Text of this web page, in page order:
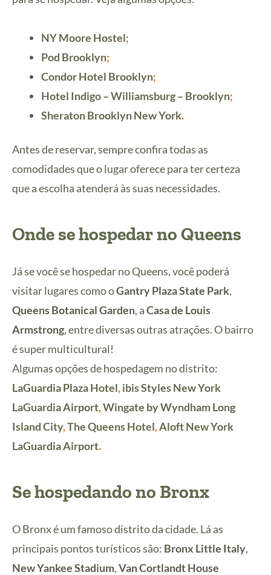
NY Moore Hostel;
Pod Brooklyn;
Condor Hotel Brooklyn;
Hotel Indigo – Williamsburg – Brooklyn;
Sheraton Brooklyn New York.
Antes de reservar, sempre confira todas as
comodidades que o lugar oferece para ter certeza
que a escolha atenderá às suas necessidades.
Onde se hospedar no Queens
Já se você se hospedar no Queens, você poderá
visitar lugares como oGantry Plaza State Park,
Queens Botanical Garden, aCasa de Louis
Armstrong, entre diversas outras atrações. O bairro
é super multicultural!
Algumas opções de hospedagem no distrito:
LaGuardia Plaza Hotel,ibis Styles New York
LaGuardia Airport,Wingate by Wyndham Long
Island City,The Queens Hotel,Aloft New York
LaGuardia Airport.
Se hospedando no Bronx
O Bronx é um famoso distrito da cidade. Lá as
principais pontos turísticos são: Bronx Little Italy,
New Yankee Stadium,Van Cortlandt House